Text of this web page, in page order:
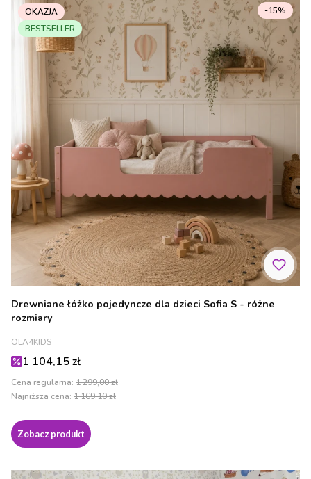
OKAZJA
BESTSELLER
Drewniane łóżko pojedyncze dla dzieci Sofia S - różne
rozmiary
PRODUCENT
OLA4KIDS
Cena promocyjna
1 104,15 zł
Cena regularna: 1 299,00 zł
-15%
Najniższa cena: 1 169,10 zł
Zobacz produkt